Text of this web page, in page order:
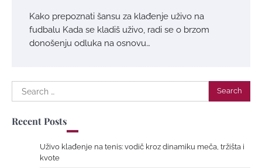
Kako prepoznati šansu za klađenje uživo na
fudbalu Kada se kladiš uživo, radi se o brzom
donošenju odluka na osnovu…
Search
for:
Recent Posts
Uživo klađenje na tenis: vodič kroz dinamiku meča, tržišta i
kvote